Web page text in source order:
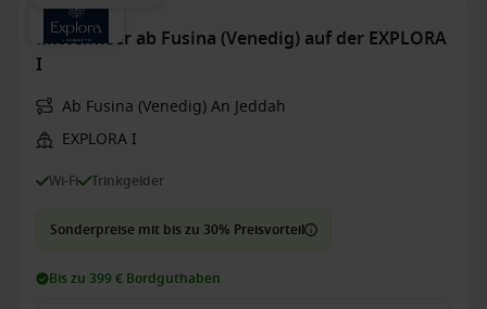
Mittelmeer ab Fusina (Venedig) auf der EXPLORA
I
Ab Fusina (Venedig) An Jeddah
EXPLORA I
Wi-Fi Trinkgelder
Sonderpreise mit bis zu 30% Preisvorteil
Bis zu 399 € Bordguthaben